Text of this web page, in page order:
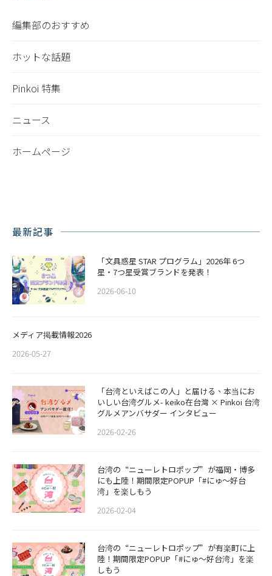
編集部のおすすめ
ホットな話題
Pinkoi 特集
ニュース
ホームページ
最新記事
「文具惑星 STAR プログラム」2026年 6つ
星・7つ星受賞ブランドを発表！
2026-06-10
メディア掲載情報2026
2026-05-27
「台湾といえばこの人」と届ける、本当にお
いしい台湾グルメ- keiko在台灣 × Pinkoi 台湾
グルメアンバサダー インタビュー
2026-02-26
​​台湾の“ニューレトロポップ”が福岡・博多
にも上陸！期間限定POPUP「#にゅ〜好台
湾」を楽しもう
2026-02-04
台湾の“ニューレトロポップ”が有楽町に上
陸！期間限定POPUP「#にゅ〜好台湾」を楽
しもう